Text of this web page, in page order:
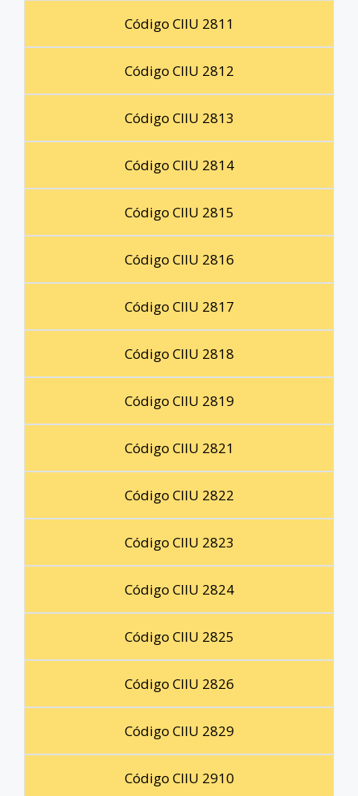
Código CIIU 2811
Código CIIU 2812
Código CIIU 2813
Código CIIU 2814
Código CIIU 2815
Código CIIU 2816
Código CIIU 2817
Código CIIU 2818
Código CIIU 2819
Código CIIU 2821
Código CIIU 2822
Código CIIU 2823
Código CIIU 2824
Código CIIU 2825
Código CIIU 2826
Código CIIU 2829
Código CIIU 2910